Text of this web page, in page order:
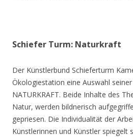
Schiefer Turm: Naturkraft
Der Künstlerbund Schieferturm
Ökologiestation eine Auswahl
NATURKRAFT. Beide Inhalte des
Natur, werden bildnerisch
gepriesen. Die Individualität der
Künstlerinnen und Künstler spiegelt